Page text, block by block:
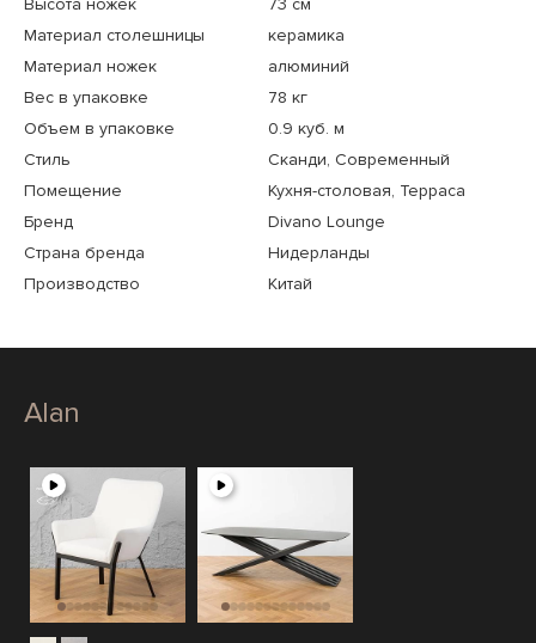
Высота ножек
73 см
Материал столешницы
керамика
Материал ножек
алюминий
Вес в упаковке
78 кг
Объем в упаковке
0.9 куб. м
Стиль
Сканди, Современный
Помещение
Кухня-столовая, Терраса
Бренд
Divano Lounge
Страна бренда
Нидерланды
Производство
Китай
Alan